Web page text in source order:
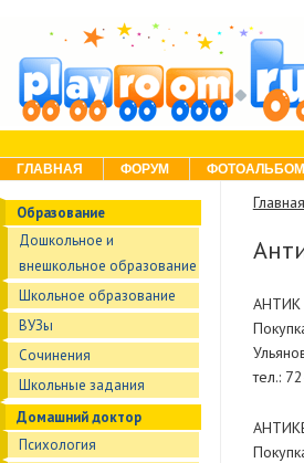
Menu
Skip to content
ГЛАВНАЯ ФОРУМ ФОТОАЛЬБОМ
Образование
Дошкольное и
внешкольное образование
Школьное образование
ВУЗы
Сочинения
Школьные задания
Домашний доктор
Психология
Главная
АНТИК
тел.: